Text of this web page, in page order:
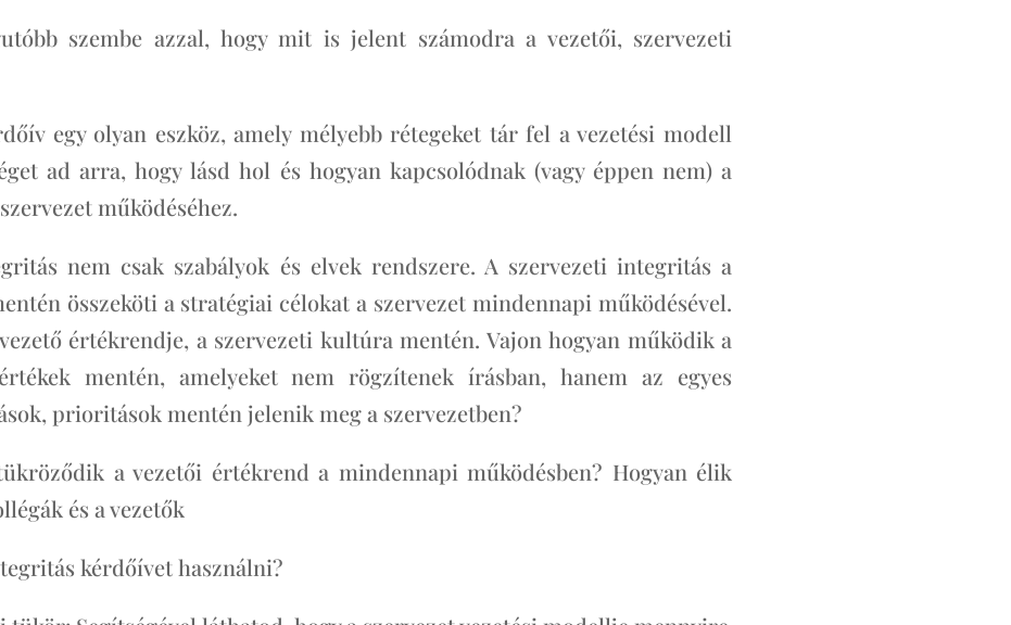
szembe azzal, hogy mit is jelent számodra a vezetői, szervezeti
egy olyan eszköz, amely mélyebb rétegeket tár fel a vezetési modell
ad arra, hogy lásd hol és hogyan kapcsolódnak (vagy éppen nem) a
működéséhez.
nem csak szabályok és elvek rendszere. A szervezeti integritás a
összeköti a stratégiai célokat a szervezet mindennapi működésével.
értékrendje, a szervezeti kultúra mentén. Vajon hogyan működik a
mentén, amelyeket nem rögzítenek írásban, hanem az egyes
prioritások mentén jelenik meg a szervezetben?
a vezetői értékrend a mindennapi működésben? Hogyan élik
és a vezetők
kérdőívet használni?